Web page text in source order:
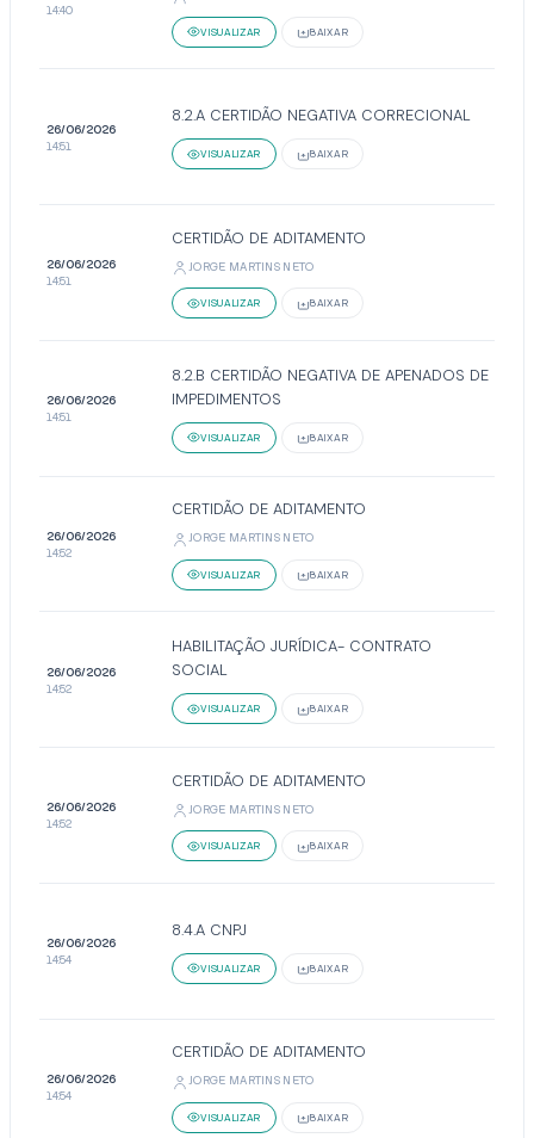
14:40
VISUALIZAR BAIXAR
26/06/2026
14:51
8.2.A CERTIDÃO NEGATIVA CORRECIONAL
VISUALIZAR BAIXAR
26/06/2026
14:51
CERTIDÃO DE ADITAMENTO
JORGE MARTINS NETO
VISUALIZAR BAIXAR
26/06/2026
14:51
8.2.B CERTIDÃO NEGATIVA DE APENADOS DE
IMPEDIMENTOS
VISUALIZAR BAIXAR
26/06/2026
14:52
CERTIDÃO DE ADITAMENTO
JORGE MARTINS NETO
VISUALIZAR BAIXAR
26/06/2026
14:52
HABILITAÇÃO JURÍDICA- CONTRATO
SOCIAL
VISUALIZAR BAIXAR
26/06/2026
14:52
CERTIDÃO DE ADITAMENTO
JORGE MARTINS NETO
VISUALIZAR BAIXAR
26/06/2026
14:54
8.4.A CNPJ
VISUALIZAR BAIXAR
26/06/2026
14:54
CERTIDÃO DE ADITAMENTO
JORGE MARTINS NETO
VISUALIZAR BAIXAR